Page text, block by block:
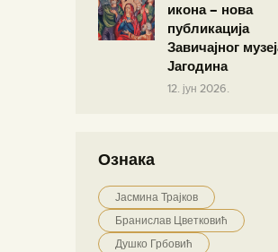
икона – нова
публикација
Завичајног
Јагодина
12. јун 2026.
Ознака
Јасмина Трајков
Бранислав Цветковић
Душко Грбовић